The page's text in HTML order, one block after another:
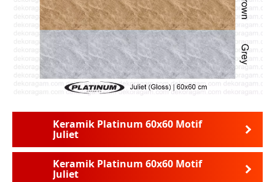
Keramik Platinum 60x60 Motif
Juliet
Keramik Platinum 60x60 Motif
Juliet